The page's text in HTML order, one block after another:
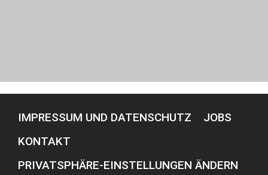
IMPRESSUM UND DATENSCHUTZ
JOBS
KONTAKT
PRIVATSPHÄRE-EINSTELLUNGEN ÄNDERN